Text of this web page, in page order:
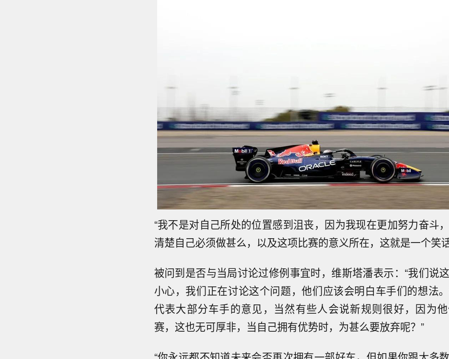
“我不是对自己所处的位置感到沮丧，因为我现在更加努力奋斗
清楚自己必须做甚么，以及这项比赛的意义所在，这就是一个笑
被问到是否与当局讨论过修例事宜时，维斯塔潘表示：“我们说
小心，我们正在讨论这个问题，他们应该会明白车手们的想法
代表大部分车手的意见，当然有些人会说新规则很好，因为
赛，这也无可厚非，当自己拥有优势时，为甚么要放弃呢？”